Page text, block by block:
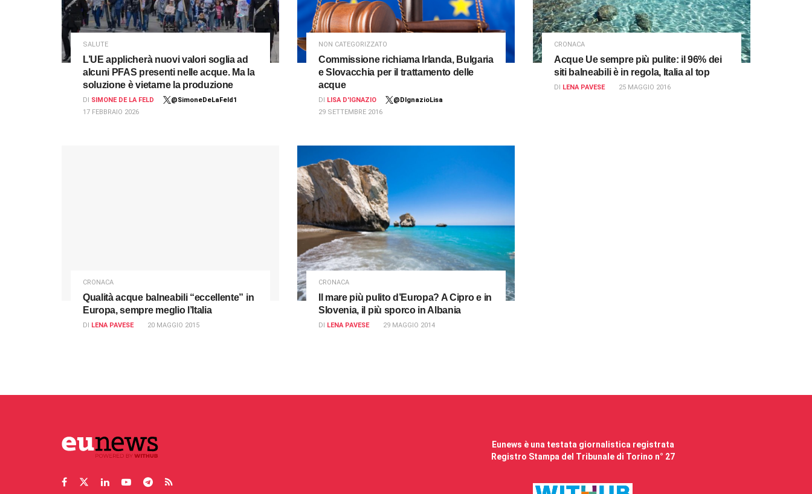
SALUTE
L’UE applicherà nuovi valori soglia ad
alcuni PFAS presenti nelle acque. Ma la
soluzione è vietarne la produzione
DI SIMONE DE LA FELD
@SimoneDeLaFeld1
17 FEBBRAIO 2026
NON CATEGORIZZATO
Commissione richiama Irlanda, Bulgaria
e Slovacchia per il trattamento delle
acque
DI LISA D'IGNAZIO
@DIgnazioLisa
29 SETTEMBRE 2016
CRONACA
Acque Ue sempre più pulite: il 96% dei
siti balneabili è in regola, Italia al top
DI LENA PAVESE 25 MAGGIO 2016
CRONACA
Qualità acque balneabili “eccellente” in
Europa, sempre meglio l’Italia
DI LENA PAVESE 20 MAGGIO 2015
CRONACA
Il mare più pulito d’Europa? A Cipro e in
Slovenia, il più sporco in Albania
DI LENA PAVESE 29 MAGGIO 2014
Eunews è una testata giornalistica registrata
Registro Stampa del Tribunale di Torino n° 27